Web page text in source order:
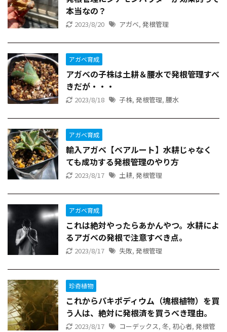
本当なの？
2023/8/20 アガベ, 発根管理
アガベ育成
アガベの子株は土耕＆腰水で発根管理すべ
きだが・・・
2023/8/18 子株, 発根管理, 腰水
アガベ育成
輸入アガベ【ベアルート】水耕じゃなく
ても成功する発根管理のやり方
2023/8/17 土耕, 発根管理
アガベ育成
これは絶対やったらあかんやつ。水耕によ
るアガベの発根で注意すべき点。
2023/8/17 失敗, 発根管理
珍奇植物
これからパキポディウム（塊根植物）を買
う人は、絶対に発根済を買うべき理由。
2023/8/17 コーデックス, 冬, 初心者, 発根管